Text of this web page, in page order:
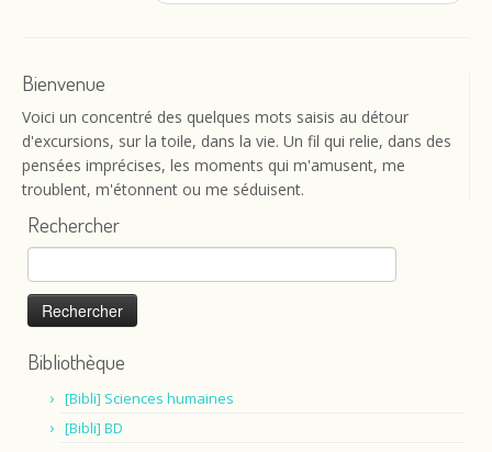
Bienvenue
Voici un concentré des quelques mots saisis au détour
d'excursions, sur la toile, dans la vie. Un fil qui relie, dans des
pensées imprécises, les moments qui m'amusent, me
troublent, m'étonnent ou me séduisent.
Rechercher
Rechercher :
Bibliothèque
[Bibli] Sciences humaines
[Bibli] BD